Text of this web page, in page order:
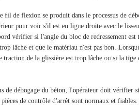
fil de flexion se produit dans le processus de
pour voir s'il est en ligne droite avec le
vérifier si l'angle du bloc de redressement
lâche et que le matériau n'est pas bon.
traction de la glissière est trop lâche ou si la
de débogage du béton, l'opérateur doit vérifier
de contrôle d'arrêt sont normaux et